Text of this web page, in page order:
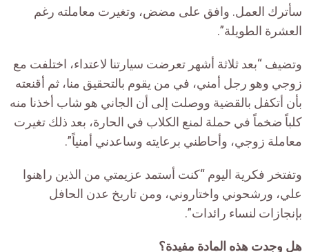
سأترك العمل. وافق على مضض، وتغيرت معاملته رغم
العشرة الطويلة”.
وتضيف “بعد ثلاثة أشهر تعرضت سيارتنا لاعتداء، اختلفت مع
زوجي وهو رجل أمني، في من يقوم بالتحقيق منا، ثم أقنعته
بأن أتكفل بالقضية ووصلت إلى أن الجاني هو شاب أخذنا منه
كلباً ضخماً في حملة لمنع الكلاب في الحارة، بعد ذلك تغيرت
معاملة زوجي، وأحاطني برعايته وساعدني أمنياً”.
وتفتخر فكرية اليوم “كنت أستمد عزيمتي من الذين راهنوا
علي، ورشحوني واختاروني، ومن تاريخ عدن الحافل
بإنجازات لنساء رائدات”.
هل وجدت هذه المادة مفيدة؟